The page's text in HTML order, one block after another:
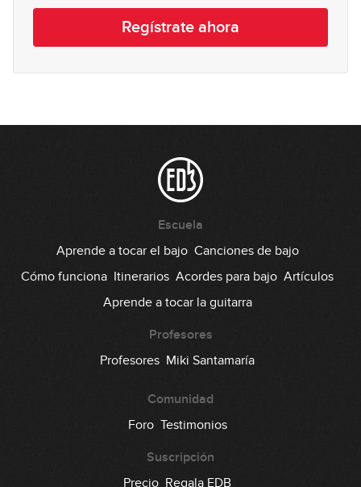
Regístrate ahora
Escuela
Aprende a tocar el bajo Canciones de bajo
Cómo funciona Itinerarios Acordes para bajo Artículos
Aprende a tocar la guitarra
Profesores
Profesores Miki Santamaría
Comunidad
Foro Testimonios
Suscripción
Precio Regala EDB